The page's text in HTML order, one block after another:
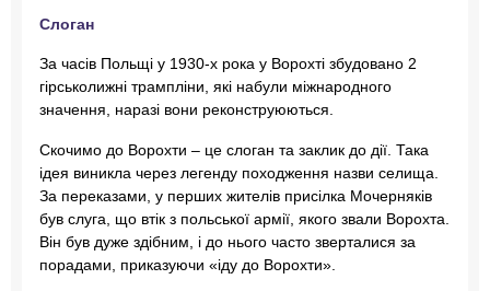
Слоган
За часів Польщі у 1930-х рока у Ворохті збудовано 2
гірськолижні трампліни, які набули міжнародного
значення, наразі вони реконструюються.
Скочимо до Ворохти – це слоган та заклик до дії. Така
ідея виникла через легенду походження назви селища.
За переказами, у перших жителів присілка Мочерняків
був слуга, що втік з польської армії, якого звали Ворохта.
Він був дуже здібним, і до нього часто зверталися за
порадами, приказуючи «іду до Ворохти».